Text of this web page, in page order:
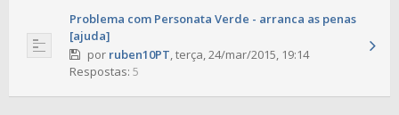
Problema com Personata Verde - arranca as penas
[ajuda]
por ruben10PT,terça, 24/mar/2015, 19:14
Respostas: 5